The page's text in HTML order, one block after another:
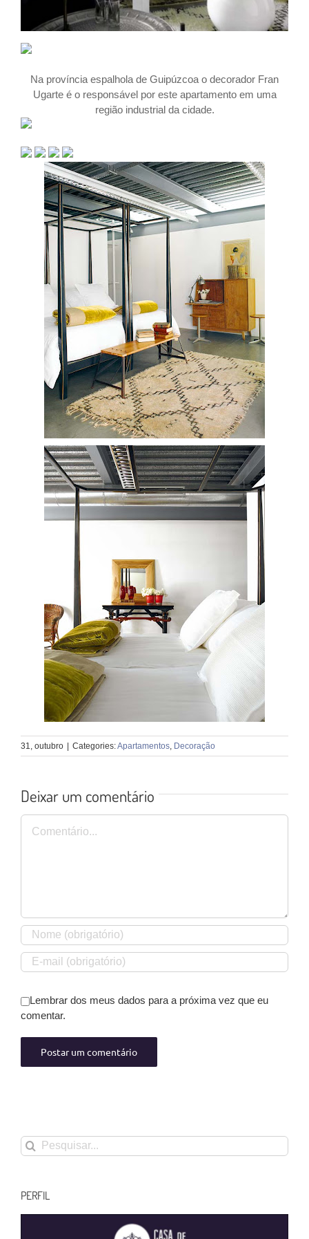
Na província espalhola de Guipúzcoa o decorador Fran
Ugarte é o responsável por este apartamento em uma
região industrial da cidade.
31, outubro Categories:Apartamentos, Decoração
Deixar um comentário
Comentário
Lembrar dos meus dados para a próxima vez que eu
comentar.
Buscar
resultados
PERFIL